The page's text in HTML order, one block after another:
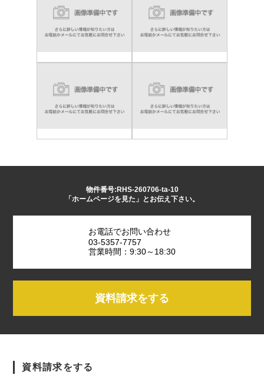
物件番号:RHS-260706-ta-10
「ホームページを見た」とお伝え下さい。
お電話でお問い合わせ
03-5357-7757
営業時間：9:30～18:30
資料請求をする
資料請求をする